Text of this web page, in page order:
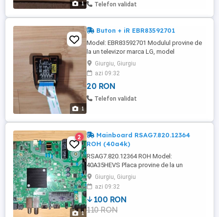
1 Telefon validat
1
Buton + iR EBR83592701
Model: EBR83592701 Modulul provine de
la un televizor marca LG, model
43UK6400PLF, cu display-ul spart și este
funcțional. În țară trimit prin curier pentru
încă 20 lei în plus.
Giurgiu, Giurgiu
azi 09:32
20 RON
Telefon validat
1
2
Mainboard RSAG7.820.12364
ROH (40a4k)
RSAG7.820.12364 ROH Model:
40A35HEVS Placa provine de la un
televizor marca Hisense de 40", model
40A4K, cu display-ul spart și este
funcțională. În țară trimit contra cost prin
curier pentru încă 20 lei în plus.
Giurgiu, Giurgiu
azi 09:32
100 RON
110 RON